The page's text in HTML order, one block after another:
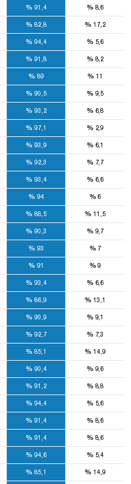
% 91,4 %8,6
% 82,8 % 17,2
% 94,4 %5,6
% 91,8 %8,2
% 89 % 11
% 90,5 %9,5
% 93,2 %6,8
% 97,1 %2,9
% 93,9 %6,1
% 92,3 %7,7
% 93,4 %6,6
% 94 %6
% 88,5 % 11,5
% 90,3 %9,7
% 93 %7
% 91 %9
% 93,4 %6,6
% 86,9 % 13,1
% 90,9 %9,1
% 92,7 %7,3
% 85,1 % 14,9
% 90,4 %9,6
% 91,2 %8,8
% 94,4 %5,6
% 91,4 %8,6
% 91,4 %8,6
% 94,6 %5,4
% 85,1 % 14,9